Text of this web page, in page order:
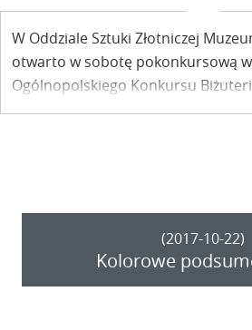
W Oddziale Sztuki Złotniczej
otwarto w sobotę pokonkursową
Ogólnopolskiego Konkursu
"Prezentacje 2017" zatytułowaną
(2017-10-22)
Kolorowe